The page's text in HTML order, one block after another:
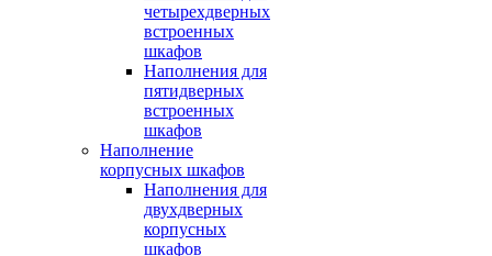
четырехдверных
встроенных
шкафов
Наполнения для
пятидверных
встроенных
шкафов
Наполнение
корпусных шкафов
Наполнения для
двухдверных
корпусных
шкафов